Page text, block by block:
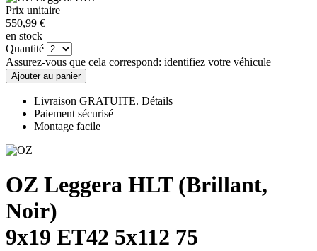
Prix unitaire
550,99 €
en stock
Quantité
Assurez-vous que cela correspond: identifiez votre véhicule
Ajouter au panier
Livraison GRATUITE. Détails
Paiement sécurisé
Montage facile
OZ Leggera HLT (Brillant,
Noir)
9x19 ET42 5x112 75